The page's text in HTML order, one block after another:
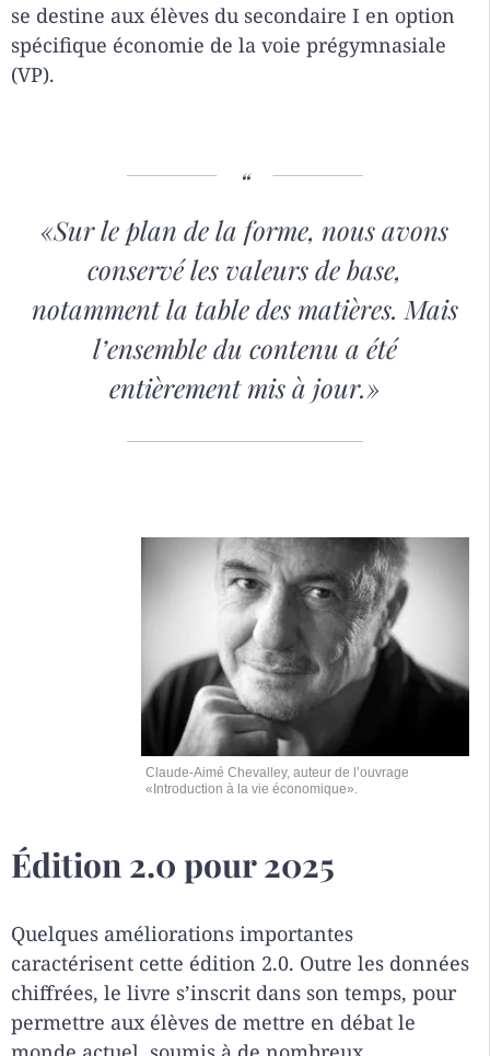
se destine aux élèves du secondaire I en option
spécifique économie de la voie prégymnasiale
(VP).
«Sur le plan de la forme, nous avons
conservé les valeurs de base,
notamment la table des matières. Mais
l’ensemble du contenu a été
entièrement mis à jour.»
Claude-Aimé Chevalley, auteur de l’ouvrage
«Introduction à la vie économique».
Édition 2.0 pour 2025
Quelques améliorations importantes
caractérisent cette édition 2.0. Outre les données
chiffrées, le livre s’inscrit dans son temps, pour
permettre aux élèves de mettre en débat le